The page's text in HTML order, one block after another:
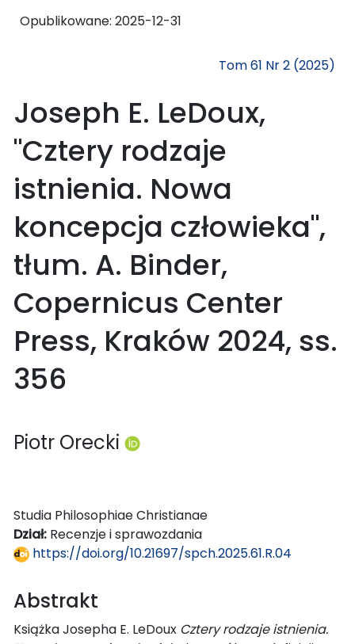
Opublikowane: 2025-12-31
Tom 61 Nr 2 (2025)
Joseph E. LeDoux,
"Cztery rodzaje
istnienia. Nowa
koncepcja człowieka",
tłum. A. Binder,
Copernicus Center
Press, Kraków 2024, ss.
356
Piotr Orecki
Studia Philosophiae Christianae
Dział: Recenzje i sprawozdania
https://doi.org/10.21697/spch.2025.61.R.04
Abstrakt
Książka Josepha E. LeDoux Cztery rodzaje istnienia.